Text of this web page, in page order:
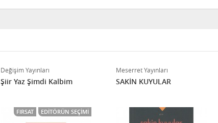
Değişim Yayınları
Şiir Yaz Şimdi Kalbim
FIRSAT EDITÖRÜN SEÇIMI
Meserret Yayınları
SAKİN KUYULAR